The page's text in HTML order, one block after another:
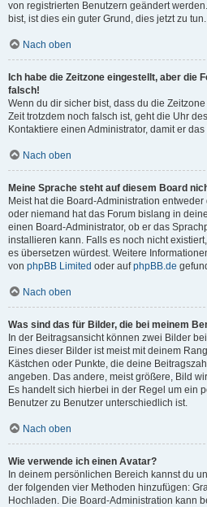
von registrierten Benutzern geändert
bist, ist dies ein guter Grund, dies jetzt zu tun.
Nach oben
Ich habe die Zeitzone eingestellt, aber die
falsch!
Wenn du dir sicher bist, dass du die
Zeit trotzdem noch falsch ist, geht die Uhr
Kontaktiere einen Administrator, damit er
Nach oben
Meine Sprache steht auf diesem Board
Meist hat die Board-Administration
oder niemand hat das Forum bislang in
einen Board-Administrator, ob er das
installieren kann. Falls es noch nicht
es übersetzen würdest. Weitere
von phpBB Limited oder aufphpBB.de
Nach oben
Was sind das für Bilder, die bei meinem
In der Beitragsansicht können zwei Bilder
Eines dieser Bilder ist meist mit deinem
Kästchen oder Punkte, die deine
angeben. Das andere, meist größere, Bild
Es handelt sich hierbei in der Regel um ein
Benutzer zu Benutzer unterschiedlich ist.
Nach oben
Wie verwende ich einen Avatar?
In deinem persönlichen Bereich kannst du
der folgenden vier Methoden hinzufügen:
Hochladen. Die Board-Administration kann